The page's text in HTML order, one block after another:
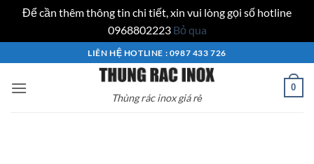
Để cần thêm thông tin chi tiết, xin vui lòng gọi số hotline
0968802223 Bỏ qua
qua
nội
LIÊN HỆ HOTLINE : 0987 433 726
Thùng rác inox giá rẻ
0